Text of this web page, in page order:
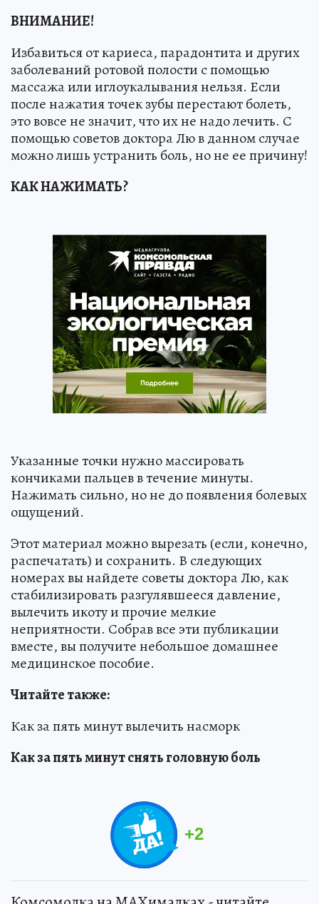
ВНИМАНИЕ!
Избавиться от кариеса, парадонтита и других
заболеваний ротовой полости с помощью
массажа или иглоукалывания нельзя. Если
после нажатия точек зубы перестают болеть,
это вовсе не значит, что их не надо лечить. С
помощью советов доктора Лю в данном случае
можно лишь устранить боль, но не ее причину!
КАК НАЖИМАТЬ?
Указанные точки нужно массировать
кончиками пальцев в течение минуты.
Нажимать сильно, но не до появления болевых
ощущений.
Этот материал можно вырезать (если, конечно,
распечатать) и сохранить. В следующих
номерах вы найдете советы доктора Лю, как
стабилизировать разгулявшееся давление,
вылечить икоту и прочие мелкие
неприятности. Собрав все эти публикации
вместе, вы получите небольшое домашнее
медицинское пособие.
Читайте также:
Как за пять минут вылечить насморк
Как за пять минут снять головную боль
+2